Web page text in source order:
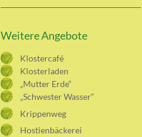
Weitere Angebote
Klostercafé
Klosterladen
„Mutter Erde“
„Schwester Wasser“
Krippenweg
Hostienbäckerei